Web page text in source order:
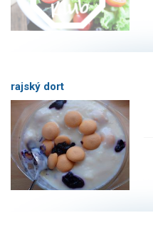
rajský dort